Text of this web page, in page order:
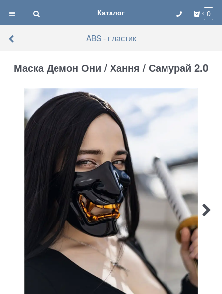
Каталог 0
ABS - пластик
Маска Демон Они / Хання / Самурай 2.0